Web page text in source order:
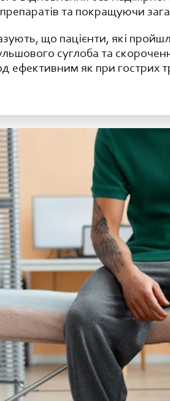
та покращуючи
що пацієнти, які
суглоба та
ефективним як при гострих